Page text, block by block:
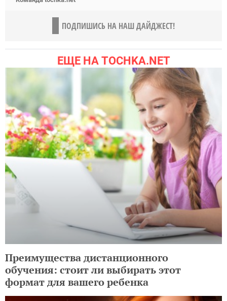
ПОДПИШИСЬ НА НАШ ДАЙДЖЕСТ!
ЕЩЕ НА TOCHKA.NET
Преимущества дистанционного
обучения: стоит ли выбирать этот
формат для вашего ребенка